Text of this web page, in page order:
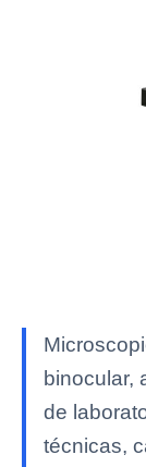
binocular,
de
técnicas,